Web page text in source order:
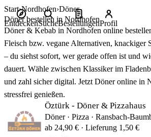
Start Nordhofen Döner
Döner bestellen in Nordhofen
Döner & Kebab in Nordhofen online
Fleisch bzw. vegane Alternativen, knackiger
– du siehst sofort, wer gerade offen ist und
dauert. Wähle zwischen Klassiker im
und zahl sicher digital. Jetzt Döner online in
stressfrei genießen.
Öztürk - Döner & Pizzahaus
Döner · Pizza · Ransbach-
ab 24,90 € · Lieferung 1,50 €
EntdeckenSucheBestellungenProfil